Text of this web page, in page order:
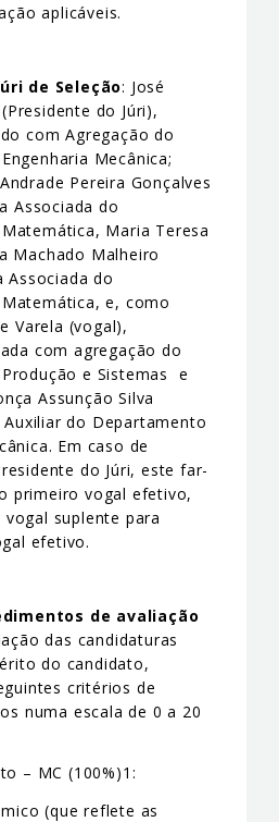
aplicáveis.
de Seleção: José
do Júri),
com Agregação do
Mecânica;
Pereira Gonçalves
Associada do
Maria Teresa
Machado Malheiro
Associada do
e, como
Varela (vogal),
com agregação do
e Sistemas e
Assunção Silva
do Departamento
Em caso de
do Júri, este far-
primeiro vogal efetivo,
suplente para
efetivo.
de avaliação
das candidaturas
do candidato,
critérios de
numa escala de 0 a 20
– MC (100%)1:
(que reflete as